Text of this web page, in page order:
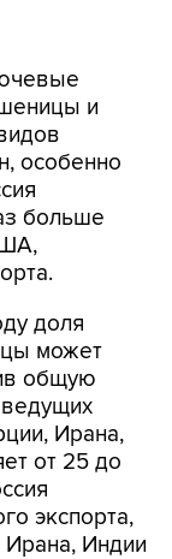
особенно
больше
доля
общую
Ирана,
от 25 до
экспорта,
Индии